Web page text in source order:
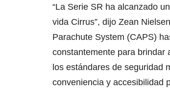
“La Serie SR ha alcanzado
vida Cirrus”, dijo Zean
Parachute System (CAPS)
constantemente para brindar
los estándares de seguridad
conveniencia y accesibilidad